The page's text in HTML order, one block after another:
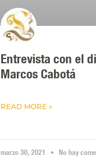
Entrevista con el
Marcos Cabotá
READ MORE »
marzo 30, 2021 No hay